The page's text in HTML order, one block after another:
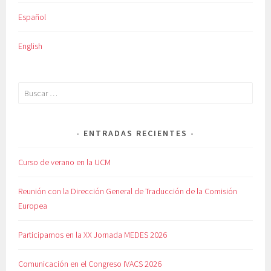
Español
English
Buscar:
ENTRADAS RECIENTES
Curso de verano en la UCM
Reunión con la Dirección General de Traducción de la Comisión
Europea
Participamos en la XX Jornada MEDES 2026
Comunicación en el Congreso IVACS 2026